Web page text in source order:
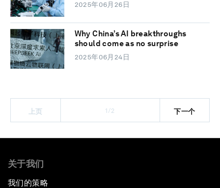
2025年06月26日
Why China’s AI breakthroughs
should come as no surprise
2025年06月24日
上页 1/2 下一个
关于我们
我们的策略